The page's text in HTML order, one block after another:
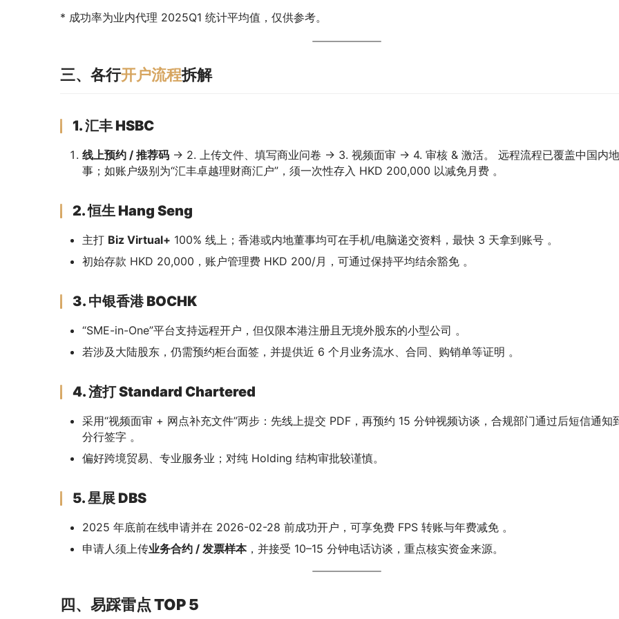
* 成功率为业内代理 2025Q1 统计平均值，仅供参考。
三、各行开户流程拆解
1. 汇丰 HSBC
线上预约 / 推荐码 → 2. 上传文件、填写商业问卷 → 3. 视频面审 → 4. 审核 & 激活。 远程流程已覆盖中国内
事；如账户级别为“汇丰卓越理财商汇户”，须一次性存入 HKD 200,000 以减免月费 。
2. 恒生 Hang Seng
主打 Biz Virtual+ 100% 线上；香港或内地董事均可在手机/电脑递交资料，最快 3 天拿到账号 。
初始存款 HKD 20,000，账户管理费 HKD 200/月，可通过保持平均结余豁免 。
3. 中银香港 BOCHK
“SME-in-One”平台支持远程开户，但仅限本港注册且无境外股东的小型公司 。
若涉及大陆股东，仍需预约柜台面签，并提供近 6 个月业务流水、合同、购销单等证明 。
4. 渣打 Standard Chartered
采用“视频面审 + 网点补充文件”两步：先线上提交 PDF，再预约 15 分钟视频访谈，合规部门通过后短信通知
分行签字 。
偏好跨境贸易、专业服务业；对纯 Holding 结构审批较谨慎。
5. 星展 DBS
2025 年底前在线申请并在 2026-02-28 前成功开户，可享免费 FPS 转账与年费减免 。
申请人须上传业务合约 / 发票样本，并接受 10–15 分钟电话访谈，重点核实资金来源。
四、易踩雷点 TOP 5